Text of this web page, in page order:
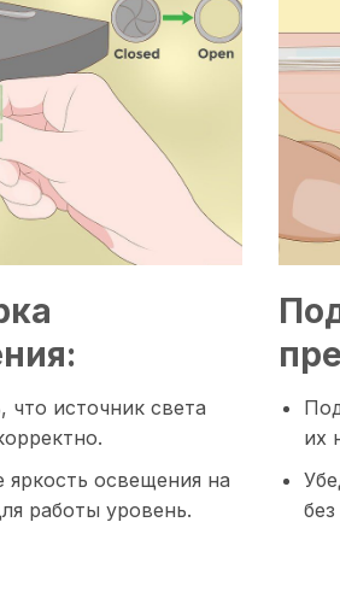
что источник света
яркость освещения на
работы уровень.
их